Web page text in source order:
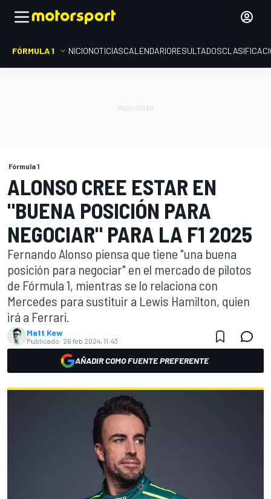
FÓRMULA 1 INICIONOTICIASCALENDARIORESULTADOS
Fórmula 1
ALONSO CREE ESTAR EN
"BUENA POSICIÓN PARA
NEGOCIAR" PARA LA F1 2025
Fernando Alonso piensa que tiene "una buena
posición para negociar" en el mercado de pilotos
de Fórmula 1, mientras se lo relaciona con
Mercedes para sustituir a Lewis Hamilton, quien
irá a Ferrari.
Matt Kew
Publicado: 26 feb 2024, 11:43
AÑADIR COMO FUENTE PREFERENTE